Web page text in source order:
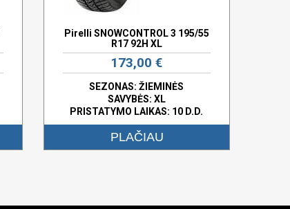
Pirelli SNOWCONTROL 3 195/55
R17 92H XL
173,00 €
SEZONAS: ŽIEMINĖS
SAVYBĖS: XL
PRISTATYMO LAIKAS: 10 D.D.
PLAČIAU